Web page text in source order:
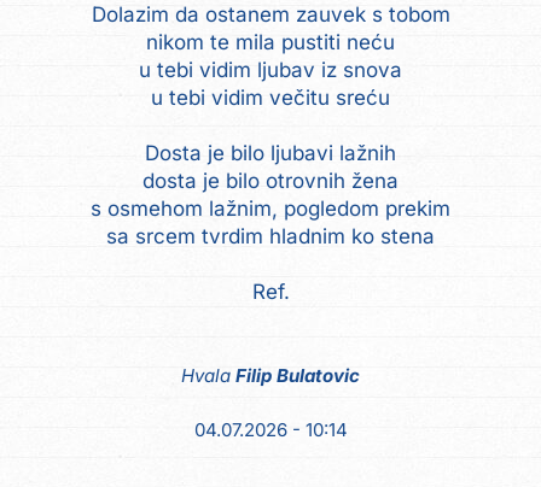
Dolazim da ostanem zauvek s tobom
nikom te mila pustiti neću
u tebi vidim ljubav iz snova
u tebi vidim večitu sreću
Dosta je bilo ljubavi lažnih
dosta je bilo otrovnih žena
s osmehom lažnim, pogledom prekim
sa srcem tvrdim hladnim ko stena
Ref.
Hvala Filip Bulatovic
04.07.2026 - 10:14